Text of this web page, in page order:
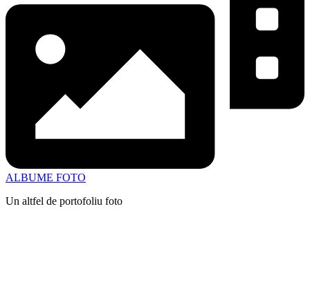
ALBUME FOTO
Un altfel de portofoliu foto